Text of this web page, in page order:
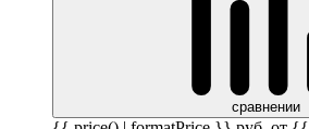
сравнении